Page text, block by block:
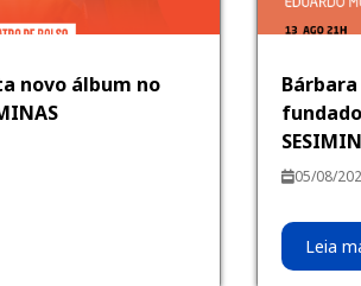
novo álbum no
05/08/
Leia